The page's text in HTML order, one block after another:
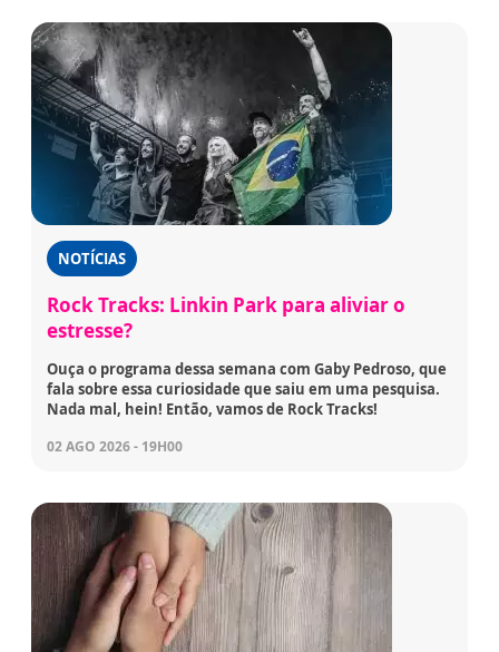
NOTÍCIAS
Rock Tracks: Linkin Park para aliviar o
estresse?
Ouça o programa dessa semana com Gaby Pedroso, que
fala sobre essa curiosidade que saiu em uma pesquisa.
Nada mal, hein! Então, vamos de Rock Tracks!
02 AGO 2026 - 19H00